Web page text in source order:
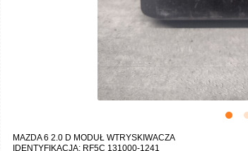
MAZDA 6 2.0 D MODUŁ WTRYSKIWACZA
IDENTYFIKACJA: RF5C 131000-1241